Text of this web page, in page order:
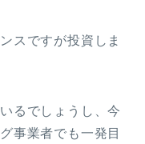
スですが投資しま
るでしょうし、今
事業者でも一発目